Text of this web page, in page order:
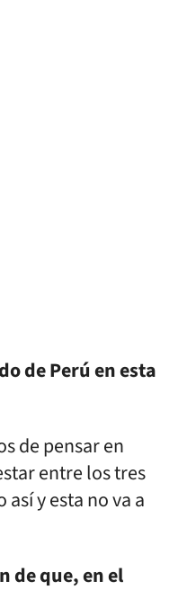
de Perú en esta
de pensar en
entre los tres
y esta no va a
de que, en el